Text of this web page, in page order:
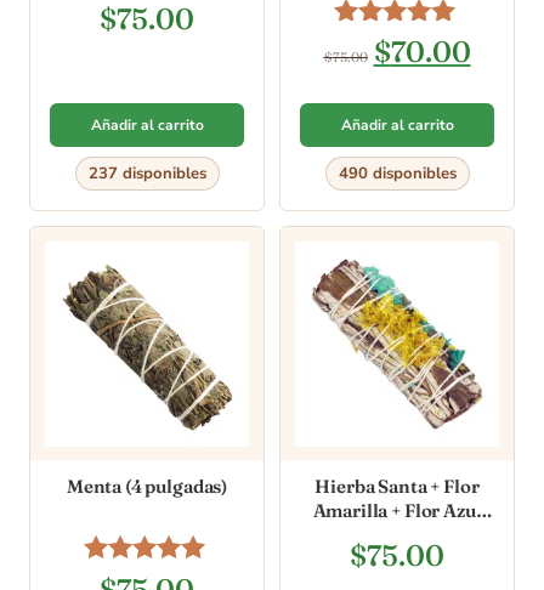
$75.00
Añadir al carrito
237 disponibles
Valorado en
4.80
$75.00 $70.00
Añadir al carrito
490 disponibles
Menta (4 pulgadas)
Valorado en
Hierba Santa + Flor
Amarilla + Flor Azul
$75.00